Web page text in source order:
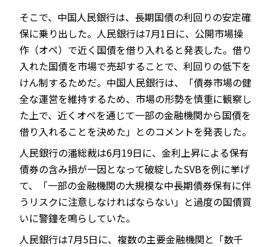
そこで、中国人民銀行は、長期国債の利回りの安定確
保に乗り出した。人民銀行は7月1日に、公開市場操
作（オペ）で近く国債を借り入れると発表した。借り
入れた国債を市場で売却することで、利回りの低下を
けん制するためだ。中国人民銀行は、「債券市場の健
全な運営を維持するため、市場の形勢を慎重に観察し
た上で、近くオペを通じて一部の金融機関から国債を
借り入れることを決めた」とのコメントを発表した。
人民銀行の潘総裁は6月19日に、金利上昇による保有
債券の含み損が一因となって破綻したSVBを例に挙げ
て、「一部の金融機関の大規模な中長期債券保有に伴
うリスクに注意しなければならない」と過度の国債買
いに警鐘を鳴らしていた。
人民銀行は7月5日に、複数の主要金融機関と「数千